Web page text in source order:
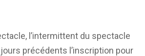
l’intermittent du spectacle
précédents l’inscription pour